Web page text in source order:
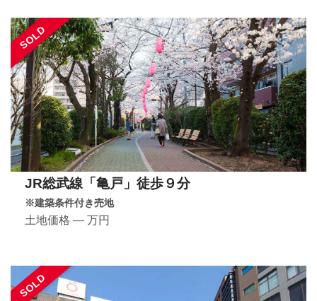
SOLD
JR総武線「亀戸」徒歩９分
※建築条件付き売地
土地価格 ― 万円
SOLD